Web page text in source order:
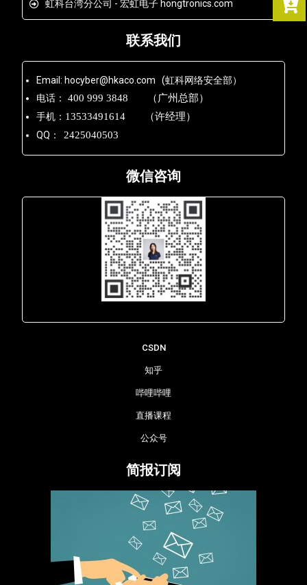
虹科台湾分公司 - 宏虹电子 hongtronics.com
联系我们
Email: hocyber@hkaco.com (虹科网络安全部）
电话：
400 999 3848 （广州总部）
手机： 13533491614 （许经理）
QQ： 2425040503
微信咨询
CSDN
知乎
哔哩哔哩
直播课程
公众号
简报订阅